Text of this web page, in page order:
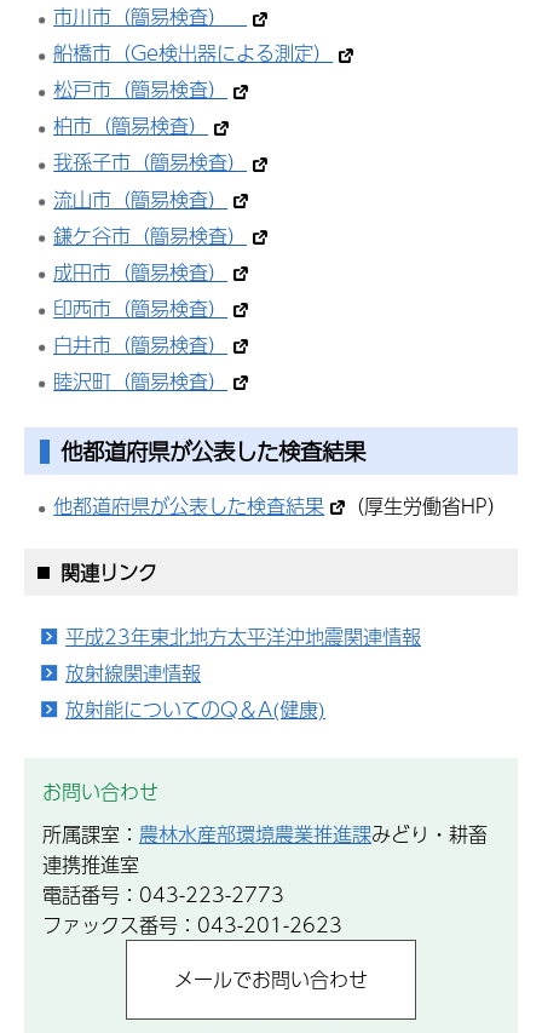
市川市（簡易検査）
船橋市（Ge検出器による測定）
松戸市（簡易検査）
柏市（簡易検査）
我孫子市（簡易検査）
流山市（簡易検査）
鎌ケ谷市（簡易検査）
成田市（簡易検査）
印西市（簡易検査）
白井市（簡易検査）
睦沢町（簡易検査）
他都道府県が公表した検査結果
他都道府県が公表した検査結果 （厚生労働省HP）
関連リンク
平成23年東北地方太平洋沖地震関連情報
放射線関連情報
放射能についてのQ＆A(健康)
お問い合わせ
所属課室： 農林水産部環境農業推進課みどり・耕畜
連携推進室
電話番号：043-223-2773
ファックス番号：043-201-2623